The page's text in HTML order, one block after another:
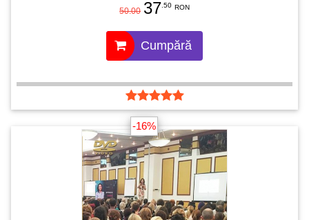
50.00 37 .50 RON
Cumpără
-16%